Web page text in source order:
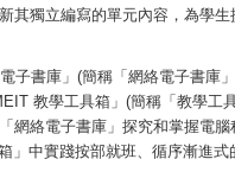
其獨立編寫的單元內容，為學生
子書庫」(簡稱「網絡電子書庫
教學工具箱」(簡稱「教學工
網絡電子書庫」探究和掌握電腦
」中實踐按部就班、循序漸進式